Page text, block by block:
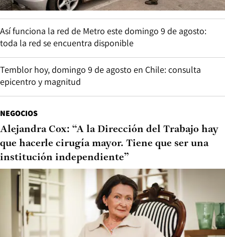
Así funciona la red de Metro este domingo 9 de agosto:
toda la red se encuentra disponible
Temblor hoy, domingo 9 de agosto en Chile: consulta
epicentro y magnitud
NEGOCIOS
Alejandra Cox: “A la Dirección del Trabajo hay
que hacerle cirugía mayor. Tiene que ser una
institución independiente”